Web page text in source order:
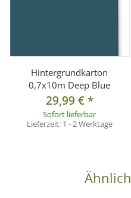
Hintergrundkarton
0,7x10m Deep Blue
29,99 €*
Sofort lieferbar
Lieferzeit: 1 - 2 Werktage